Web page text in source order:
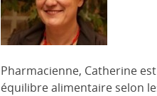
Pharmacienne, Catherine
équilibre alimentaire selon